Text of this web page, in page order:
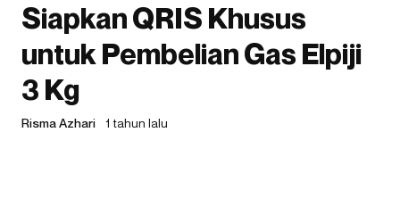
Siapkan QRIS Khusus
untuk Pembelian Gas Elpiji
3 Kg
Risma Azhari 1 tahun lalu